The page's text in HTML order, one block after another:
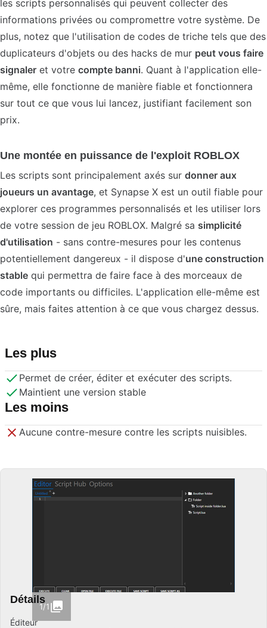
les scripts personnalisés qui peuvent collecter des
informations privées ou compromettre votre système. De
plus, notez que l'utilisation de codes de triche tels que des
duplicateurs d'objets ou des hacks de mur peut vous faire
signaler et votre compte banni. Quant à l'application elle-
même, elle fonctionne de manière fiable et fonctionnera
sur tout ce que vous lui lancez, justifiant facilement son
prix.
Une montée en puissance de l'exploit ROBLOX
Les scripts sont principalement axés sur donner aux
joueurs un avantage, et Synapse X est un outil fiable pour
explorer ces programmes personnalisés et les utiliser lors
de votre session de jeu ROBLOX. Malgré sa simplicité
d'utilisation - sans contre-mesures pour les contenus
potentiellement dangereux - il dispose d'une construction
stable qui permettra de faire face à des morceaux de
code importants ou difficiles. L'application elle-même est
sûre, mais faites attention à ce que vous chargez dessus.
Les plus
Permet de créer, éditer et exécuter des scripts.
Maintient une version stable
Les moins
Aucune contre-mesure contre les scripts nuisibles.
1/1
Détails
Éditeur